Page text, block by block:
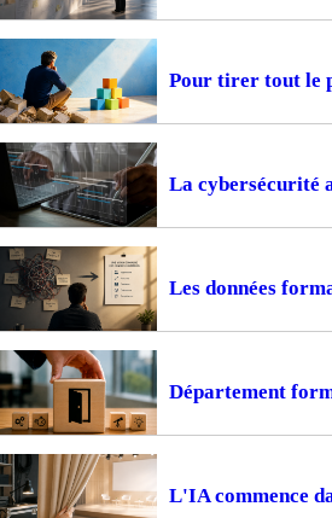
Pour tirer tout le
La cybersécurité
Les données
Département
L'IA commence